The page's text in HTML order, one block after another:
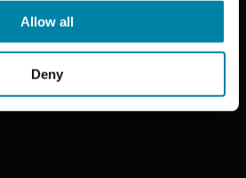
Allow all
Deny